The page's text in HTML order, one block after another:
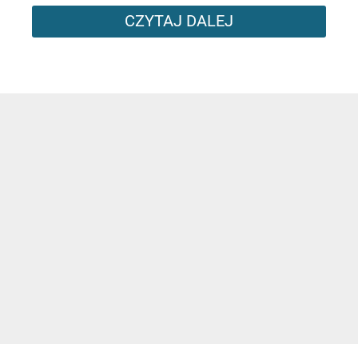
CZYTAJ DALEJ